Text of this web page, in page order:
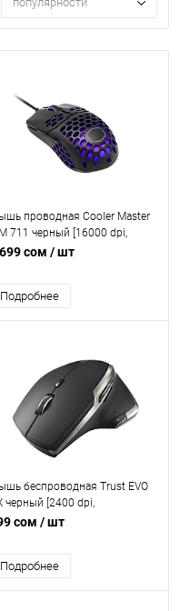
проводная Cooler Master
711 черный [16000 dpi,
USB Type-A,
сом / шт
Подробнее
беспроводная Trust EVO
черный [2400 dpi,
USB Type-A,
сом / шт
Подробнее